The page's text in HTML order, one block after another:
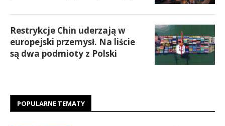
Restrykcje Chin uderzają w
europejski przemysł. Na liście
są dwa podmioty z Polski
POPULARNE TEMATY